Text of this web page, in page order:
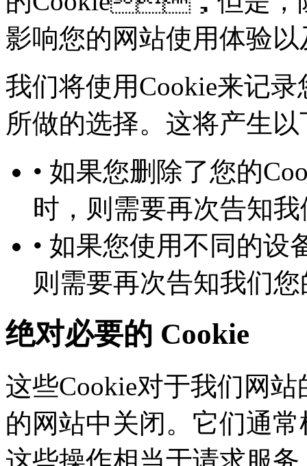
影响您的网站使用体验
我们将使用Cookie来记
所做的选择。这将产生以
• 如果您删除了您的
时，则需要再次告知
• 如果您使用不同的设
则需要再次告知我们
绝对必要的 Cookie
这些Cookie对于我们网站
的网站中关闭。它们通常